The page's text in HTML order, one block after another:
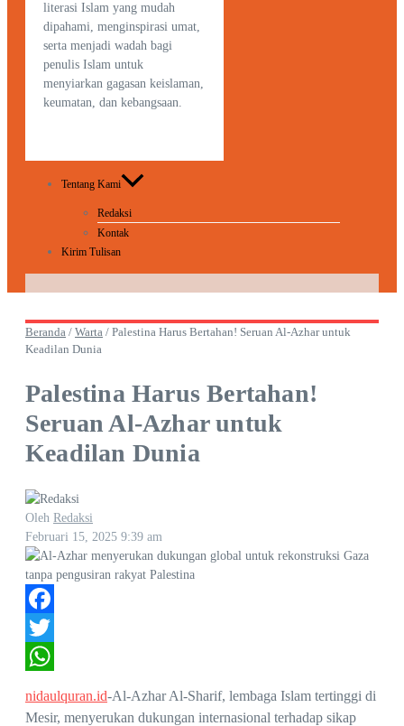
literasi Islam yang mudah
dipahami, menginspirasi umat,
serta menjadi wadah bagi
penulis Islam untuk
menyiarkan gagasan keislaman,
keumatan, dan kebangsaan.
Tentang Kami
Redaksi
Kontak
Kirim Tulisan
Beranda / Warta / Palestina Harus Bertahan! Seruan Al-Azhar untuk
Keadilan Dunia
Palestina Harus Bertahan!
Seruan Al-Azhar untuk
Keadilan Dunia
Oleh Redaksi
Februari 15, 2025 9:39 am
Facebook
Twitter
nidaulquran.id-Al-Azhar Al-Sharif, lembaga Islam tertinggi di
Mesir, menyerukan dukungan internasional terhadap sikap